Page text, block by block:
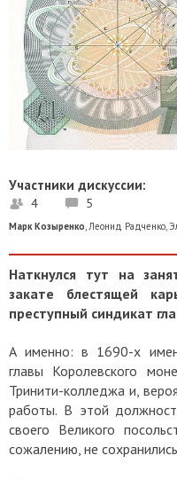
Участники дискуссии:
4 5
Марк Козыренко Леонид Радченко
​Наткнулся тут на
закате блестящей
преступный синдикат
А именно: в 1690-х
главы Королевского
Тринити-колледжа и,
работы. В этой
своего Великого
сожалению, не